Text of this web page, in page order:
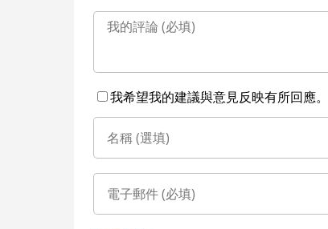
我希望我的建議與意見反映有所回應。